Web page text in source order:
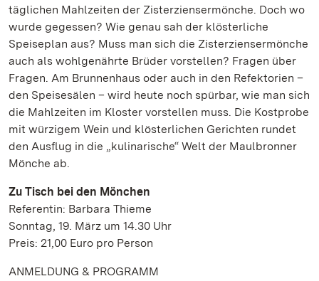
täglichen Mahlzeiten der Zisterziensermönche. Doch wo
wurde gegessen? Wie genau sah der klösterliche
Speiseplan aus? Muss man sich die Zisterziensermönche
auch als wohlgenährte Brüder vorstellen? Fragen über
Fragen. Am Brunnenhaus oder auch in den Refektorien –
den Speisesälen – wird heute noch spürbar, wie man sich
die Mahlzeiten im Kloster vorstellen muss. Die Kostprobe
mit würzigem Wein und klösterlichen Gerichten rundet
den Ausflug in die „kulinarische“ Welt der Maulbronner
Mönche ab.
Zu Tisch bei den Mönchen
Referentin: Barbara Thieme
Sonntag, 19. März um 14.30 Uhr
Preis: 21,00 Euro pro Person
ANMELDUNG & PROGRAMM